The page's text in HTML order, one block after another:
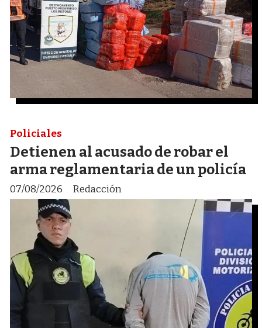
Detienen al acusado de robar el
arma reglamentaria de un policía
Redacción
Policiales
07/08/2026